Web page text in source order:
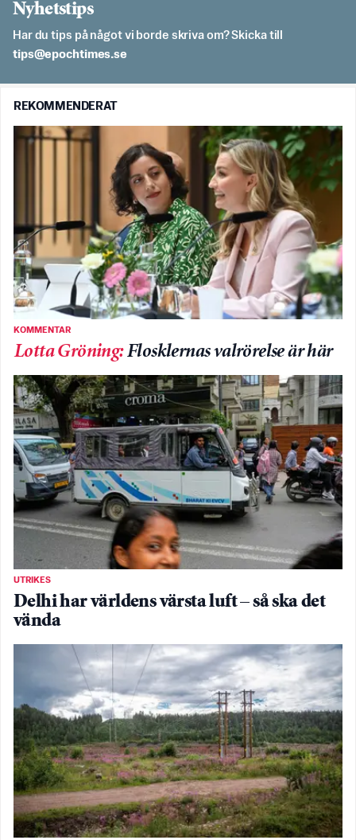
Nyhetstips
Har du tips på något vi borde skriva om? Skicka till
es.semithcope@spit
REKOMMENDERAT
KOMMENTAR
Lotta Gröning:Flosklernas valrörelse är här
UTRIKES
Delhi har världens värsta luft – så ska det
vända